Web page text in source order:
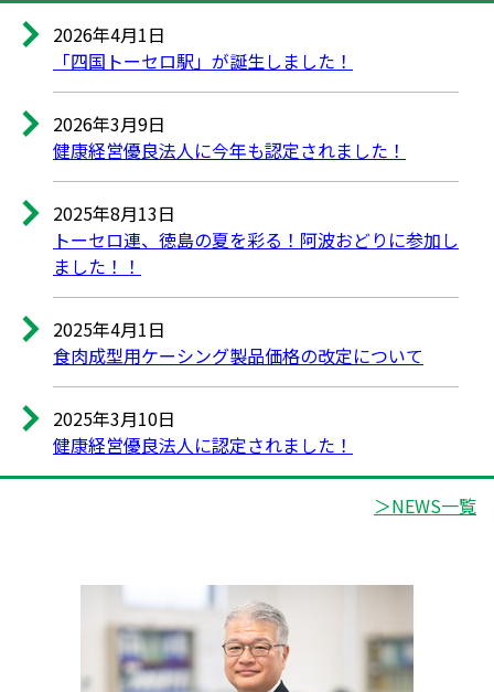
2026年4月1日
「四国トーセロ駅」が誕生しました！
2026年3月9日
健康経営優良法人に今年も認定されました！
2025年8月13日
トーセロ連、徳島の夏を彩る！阿波おどりに参加し
ました！！
2025年4月1日
食肉成型用ケーシング製品価格の改定について
2025年3月10日
健康経営優良法人に認定されました！
＞NEWS一覧